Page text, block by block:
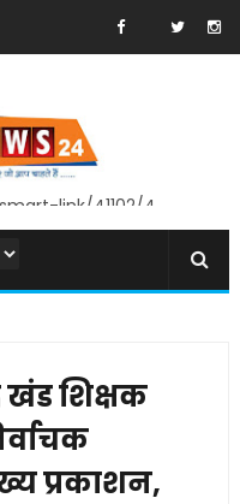
link/41102/4
शिक्षक
प्रकाशन,